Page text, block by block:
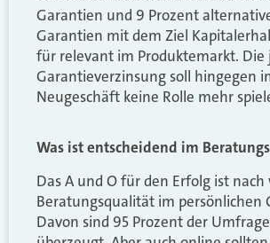
Garantien und 9 Prozent
Garantien mit dem Ziel
für relevant im Produktemarkt. Die
Garantieverzinsung soll hingegen
Neugeschäft keine Rolle mehr
Was ist entscheidend im
Das A und O für den Erfolg ist nach
Beratungsqualität im persönlichen
Davon sind 95 Prozent der